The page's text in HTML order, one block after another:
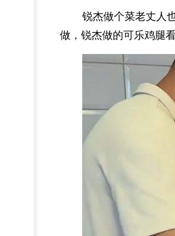
锐杰做个菜老丈人
做，锐杰做的可乐鸡腿